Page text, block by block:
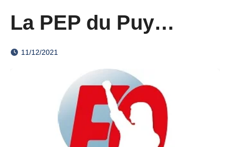
La PEP du Puy…
11/12/2021